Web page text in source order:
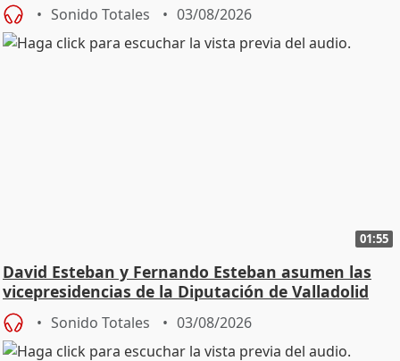
Sonido Totales 03/08/2026
01:55
David Esteban y Fernando Esteban asumen las
vicepresidencias de la Diputación de Valladolid
Sonido Totales 03/08/2026